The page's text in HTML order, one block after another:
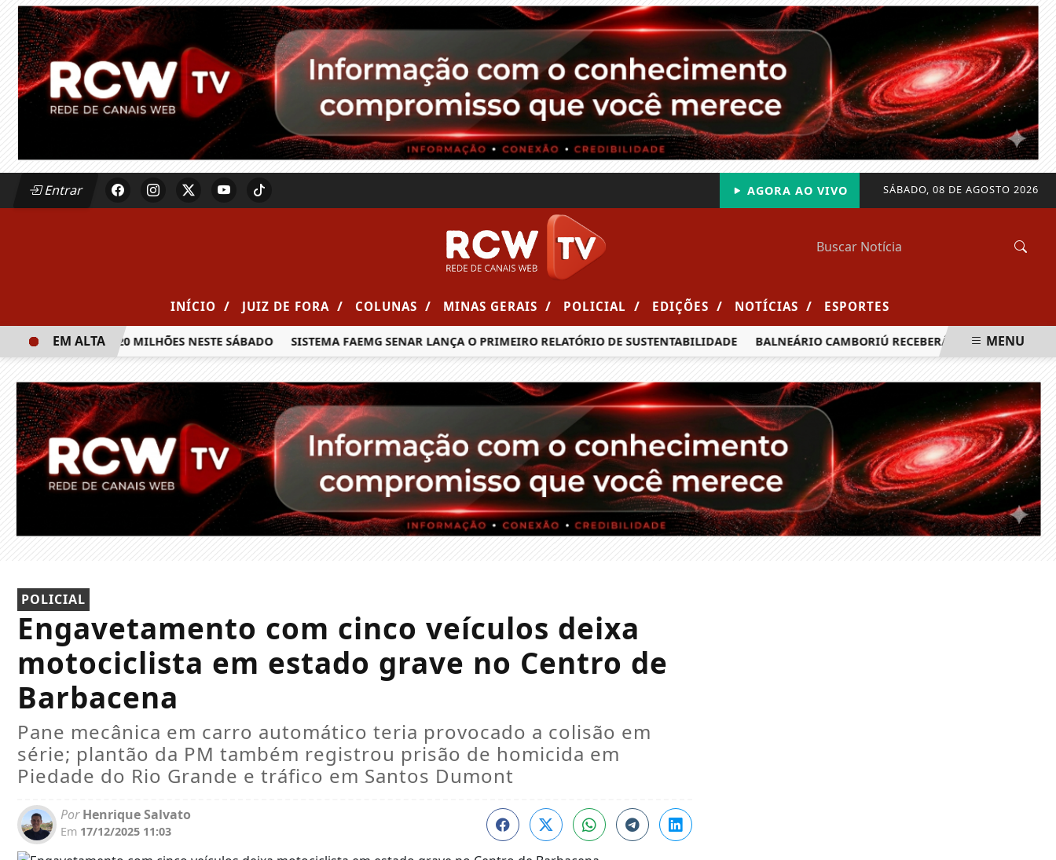
Entrar SÁBADO, 08 DE AGOSTO 2026
AGORA AO VIVO
INÍCIO / JUIZ DE FORA / COLUNAS / MINAS GERAIS / POLICIAL / EDIÇÕES / NOTÍCIAS / ESPORTES
PRÊMIO DE R$ 20 MILHÕES NESTE SÁBADO SISTEMA FAEMG SENAR LANÇA O PRIMEIRO RELATÓRIO DE SUSTENTABILIDADE BALNEÁRIO CAMBORIÚ RECEBERÁ MAIS DE 120
EM ALTA MENU
POLICIAL
Engavetamento com cinco veículos deixa
motociclista em estado grave no Centro de
Barbacena
Pane mecânica em carro automático teria provocado a colisão em
série; plantão da PM também registrou prisão de homicida em
Piedade do Rio Grande e tráfico em Santos Dumont
PorHenrique Salvato
Em 17/12/2025 11:03